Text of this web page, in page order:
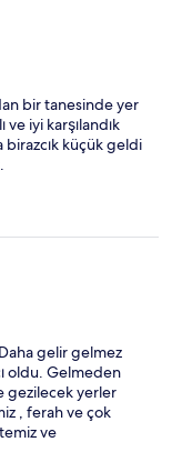
bir tanesinde yer
ve iyi karşılandık
birazcık küçük geldi
gelir gelmez
oldu. Gelmeden
gezilecek yerler
, ferah ve çok
ve